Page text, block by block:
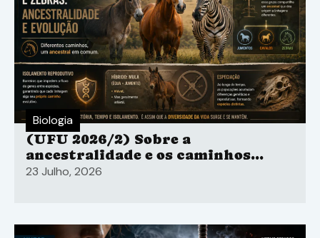
Biologia
(UFU 2026/2) Sobre a
ancestralidade e os caminhos
evolutivos de jumentos.
23 Julho, 2026